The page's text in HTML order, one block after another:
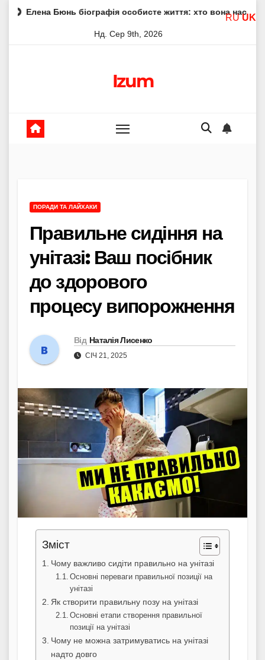
Skipбіографія особисте життя: хто вона насправді
Нд. Сер 9th, 2026
Izum
ПОРАДИ ТА ЛАЙХАКИ
Правильне сидіння на
унітазі: Ваш посібник
до здорового
процесу випорожнення
Від Наталія Лисенко
СІЧ 21, 2025
Зміст
Чому важливо сидіти правильно на унітазі
Основні переваги правильної позиції на
унітазі
Як створити правильну позу на унітазі
Основні етапи створення правильної
позиції на унітазі
Чому не можна затримуватись на унітазі
надто довго
RU UK